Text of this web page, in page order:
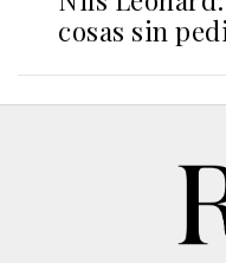
cosas sin